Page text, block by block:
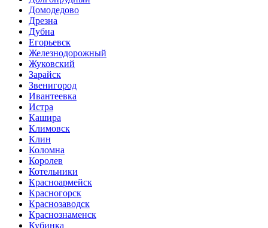
Домодедово
Дрезна
Дубна
Егорьевск
Железнодорожный
Жуковский
Зарайск
Звенигород
Ивантеевка
Истра
Кашира
Климовск
Клин
Коломна
Королев
Котельники
Красноармейск
Красногорск
Краснозаводск
Краснознаменск
Кубинка